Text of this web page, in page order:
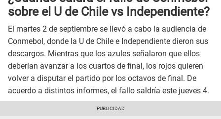
sobre el U de Chile vs Independiente?
El martes 2 de septiembre se llevó a cabo la audiencia de
Conmebol, donde la U de Chile e Independiente dieron sus
descargos. Mientras que los azules señalaron que ellos
deberían avanzar a los cuartos de final, los rojos quieren
volver a disputar el partido por los octavos de final. De
acuerdo a distintos informes, el fallo saldría este jueves 4.